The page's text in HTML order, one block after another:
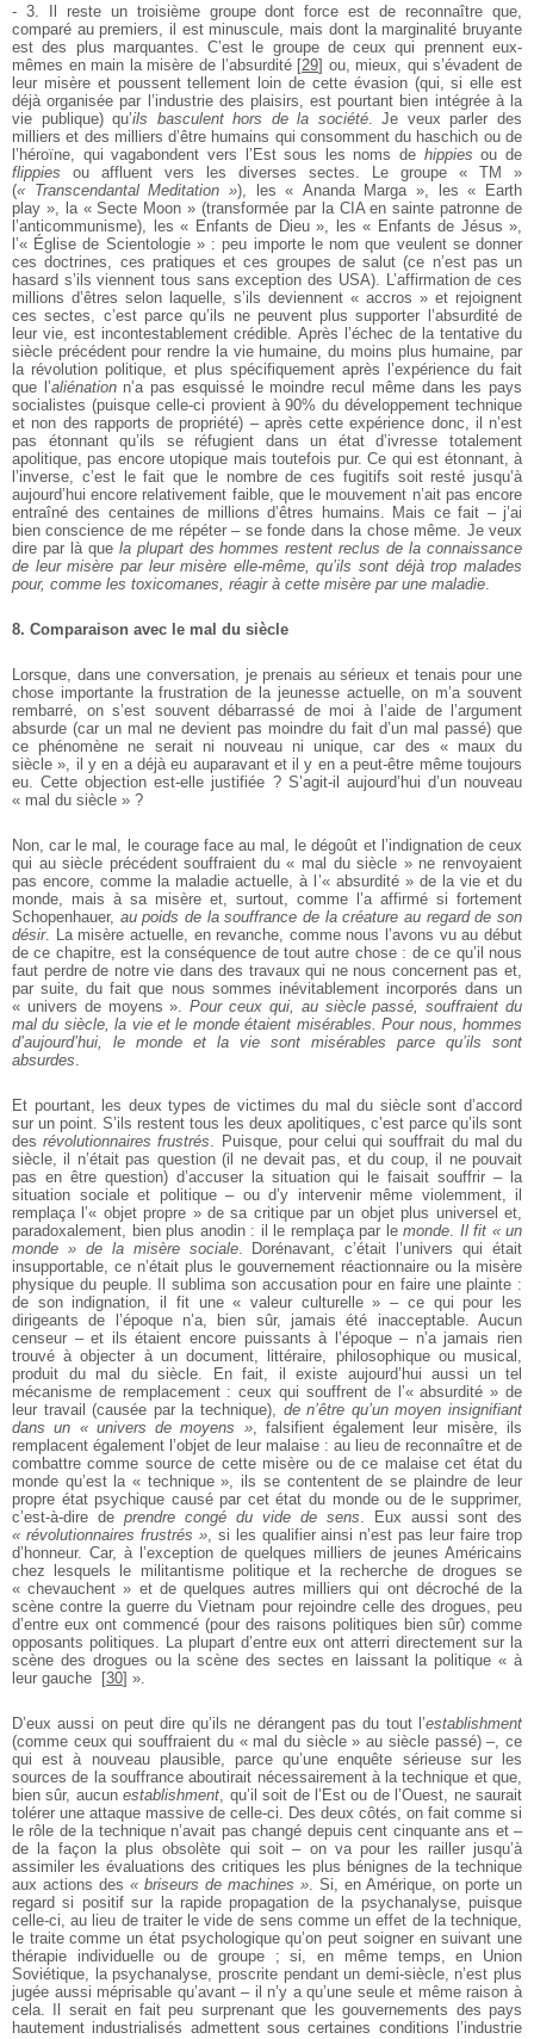
- 3. Il reste un troisième groupe dont force est de reconnaître que,
comparé au premiers, il est minuscule, mais dont la marginalité bruyante
est des plus marquantes. C’est le groupe de ceux qui prennent eux-
mêmes en main la misère de l’absurdité[29] ou, mieux, qui s’évadent de
leur misère et poussent tellement loin de cette évasion (qui, si elle est
déjà organisée par l’industrie des plaisirs, est pourtant bien intégrée à la
vie publique) qu’ils basculent hors de la société. Je veux parler des
milliers et des milliers d’être humains qui consomment du haschich ou de
l’héroïne, qui vagabondent vers l’Est sous les noms de hippies ou de
flippies ou affluent vers les diverses sectes. Le groupe « TM »
(« Transcendantal Meditation »), les « Ananda Marga », les « Earth
play », la « Secte Moon » (transformée par la CIA en sainte patronne de
l’anticommunisme), les « Enfants de Dieu », les « Enfants de Jésus »,
l’« Église de Scientologie » : peu importe le nom que veulent se donner
ces doctrines, ces pratiques et ces groupes de salut (ce n’est pas un
hasard s’ils viennent tous sans exception des USA). L’affirmation de ces
millions d’êtres selon laquelle, s’ils deviennent « accros » et rejoignent
ces sectes, c’est parce qu’ils ne peuvent plus supporter l’absurdité de
leur vie, est incontestablement crédible. Après l’échec de la tentative du
siècle précédent pour rendre la vie humaine, du moins plus humaine, par
la révolution politique, et plus spécifiquement après l’expérience du fait
que l’aliénationn’a pas esquissé le moindre recul même dans les pays
socialistes (puisque celle-ci provient à 90% du développement technique
et non des rapports de propriété) – après cette expérience donc, il n’est
pas étonnant qu’ils se réfugient dans un état d’ivresse totalement
apolitique, pas encore utopique mais toutefois pur. Ce qui est étonnant, à
l’inverse, c’est le fait que le nombre de ces fugitifs soit resté jusqu’à
aujourd’hui encore relativement faible, que le mouvement n’ait pas encore
entraîné des centaines de millions d’êtres humains. Mais ce fait – j’ai
bien conscience de me répéter – se fonde dans la chose même. Je veux
dire par là que la plupart des hommes restent reclus de la connaissance
de leur misère par leur misère elle-même, qu’ils sont déjà trop malades
pour, comme les toxicomanes, réagir à cette misère par une maladie
8. Comparaison avec le mal du siècle
Lorsque, dans une conversation, je prenais au sérieux et tenais pour une
chose importante la frustration de la jeunesse actuelle, on m’a souvent
rembarré, on s’est souvent débarrassé de moi à l’aide de l’argument
absurde (car un mal ne devient pas moindre du fait d’un mal passé) que
ce phénomène ne serait ni nouveau ni unique, car des « maux du
siècle », il y en a déjà eu auparavant et il y en a peut-être même toujours
eu. Cette objection est-elle justifiée ? S’agit-il aujourd’hui d’un nouveau
« mal du siècle » ?
Non, car le mal, le courage face au mal, le dégoût et l’indignation de ceux
qui au siècle précédent souffraient du « mal du siècle » ne renvoyaient
pas encore, comme la maladie actuelle, à l’« absurdité » de la vie et du
monde, mais à sa misère et, surtout, comme l’a affirmé si fortement
Schopenhauer, au poids de la souffrance de la créature au regard de son
désir. La misère actuelle, en revanche, comme nous l’avons vu au début
de ce chapitre, est la conséquence de tout autre chose : de ce qu’il nous
faut perdre de notre vie dans des travaux qui ne nous concernent pas et,
par suite, du fait que nous sommes inévitablement incorporés dans un
« univers de moyens ».Pour ceux qui, au siècle passé, souffraient du
mal du siècle, la vie et le monde étaient misérables. Pour nous, hommes
d’aujourd’hui, le monde et la vie sont misérables parce qu’ils sont
absurdes
Et pourtant, les deux types de victimes du mal du siècle sont d’accord
sur un point. S’ils restent tous les deux apolitiques, c’est parce qu’ils sont
desrévolutionnaires frustrés . Puisque, pour celui qui souffrait du mal du
siècle, il n’était pas question (il ne devait pas, et du coup, il ne pouvait
pas en être question) d’accuser la situation qui le faisait souffrir – la
situation sociale et politique – ou d’y intervenir même violemment, il
remplaça l’« objet propre » de sa critique par un objet plus universel et,
paradoxalement, bien plus anodin : il le remplaça par le monde Il fit « un
monde » de la misère sociale. Dorénavant, c’était l’univers qui était
insupportable, ce n’était plus le gouvernement réactionnaire ou la misère
physique du peuple. Il sublima son accusation pour en faire une plainte :
de son indignation, il fit une « valeur culturelle » – ce qui pour les
dirigeants de l’époque n’a, bien sûr, jamais été inacceptable. Aucun
censeur – et ils étaient encore puissants à l’époque – n’a jamais rien
trouvé à objecter à un document, littéraire, philosophique ou musical,
produit du mal du siècle. En fait, il existe aujourd’hui aussi un tel
mécanisme de remplacement : ceux qui souffrent de l’« absurdité » de
leur travail (causée par la technique), de n’être qu’un moyen insignifiant
dans un « univers de moyens », falsifient également leur misère, ils
remplacent également l’objet de leur malaise : au lieu de reconnaître et de
combattre comme source de cette misère ou de ce malaise cet état du
monde qu’est la « technique », ils se contentent de se plaindre de leur
propre état psychique causé par cet état du monde ou de le supprimer,
c’est-à-dire de prendre congé du vide de sens . Eux aussi sont des
« révolutionnaires frustrés », si les qualifier ainsi n’est pas leur faire trop
d’honneur. Car, à l’exception de quelques milliers de jeunes Américains
chez lesquels le militantisme politique et la recherche de drogues se
« chevauchent » et de quelques autres milliers qui ont décroché de la
scène contre la guerre du Vietnam pour rejoindre celle des drogues, peu
d’entre eux ont commencé (pour des raisons politiques bien sûr) comme
opposants politiques. La plupart d’entre eux ont atterri directement sur la
scène des drogues ou la scène des sectes en laissant la politique « à
leur gauche
[30] ».
D’eux aussi on peut dire qu’ils ne dérangent pas du tout l’establishment
(comme ceux qui souffraient du « mal du siècle » au siècle passé) –, ce
qui est à nouveau plausible, parce qu’une enquête sérieuse sur les
sources de la souffrance aboutirait nécessairement à la technique et que,
bien sûr, aucunestablishment , qu’il soit de l’Est ou de l’Ouest, ne saurait
tolérer une attaque massive de celle-ci. Des deux côtés, on fait comme si
le rôle de la technique n’avait pas changé depuis cent cinquante ans et –
de la façon la plus obsolète qui soit – on va pour les railler jusqu’à
assimiler les évaluations des critiques les plus bénignes de la technique
aux actions des « briseurs de machines » . Si, en Amérique, on porte un
regard si positif sur la rapide propagation de la psychanalyse, puisque
celle-ci, au lieu de traiter le vide de sens comme un effet de la technique,
le traite comme un état psychologique qu’on peut soigner en suivant une
thérapie individuelle ou de groupe ; si, en même temps, en Union
Soviétique, la psychanalyse, proscrite pendant un demi-siècle, n’est plus
jugée aussi méprisable qu’avant – il n’y a qu’une seule et même raison à
cela. Il serait en fait peu surprenant que les gouvernements des pays
hautement industrialisés admettent sous certaines conditions l’industrie